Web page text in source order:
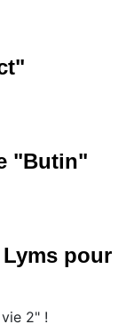
"Butin"
pour
2" !